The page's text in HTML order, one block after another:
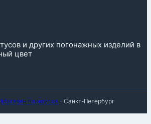
и других погонажных изделий в
цвет
Магазин плинтусов - Санкт-Петербург